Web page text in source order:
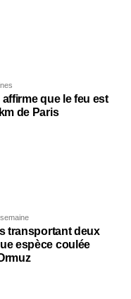
que le feu est
de Paris
transportant deux
espèce coulée